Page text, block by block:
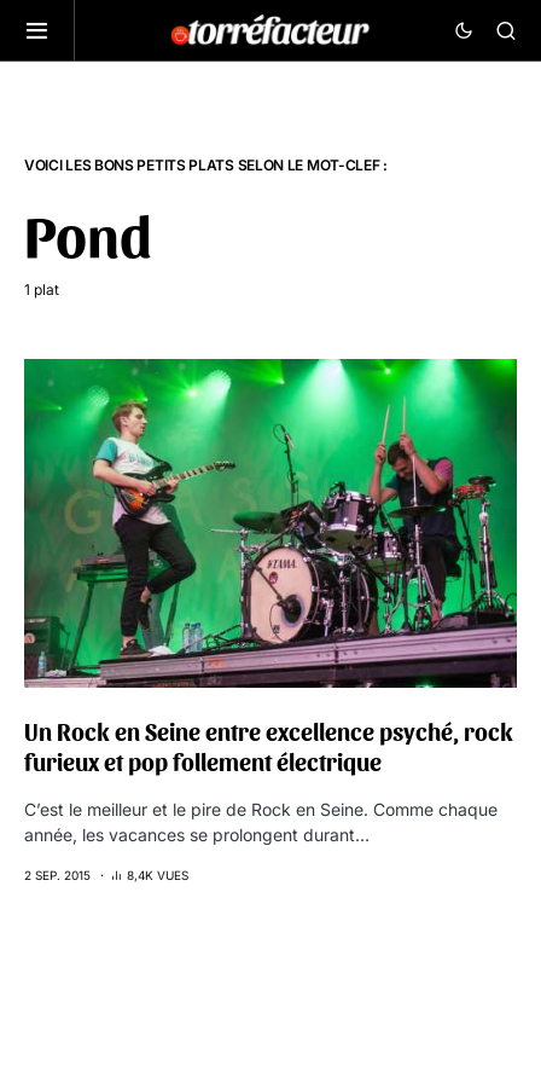
VOICI LES BONS PETITS PLATS SELON LE MOT-CLEF :
Pond
1 plat
Un Rock en Seine entre excellence psyché, rock
furieux et pop follement électrique
C’est le meilleur et le pire de Rock en Seine. Comme chaque
année, les vacances se prolongent durant…
2 SEP. 2015 8,4K VUES